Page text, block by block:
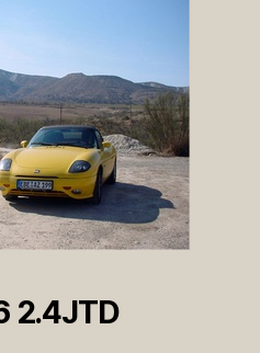
2.4JTD